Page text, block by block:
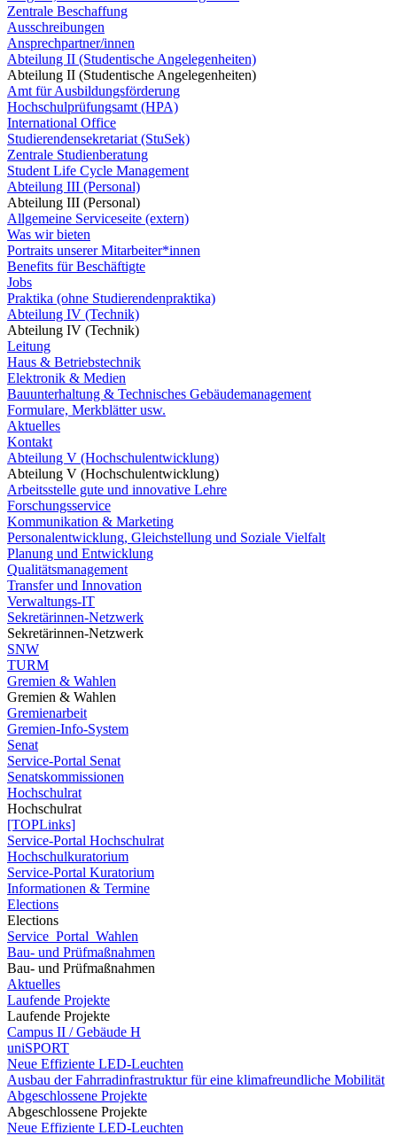
Zentrale Beschaffung
Ausschreibungen
Ansprechpartner/innen
Abteilung II (Studentische Angelegenheiten)
Abteilung II (Studentische Angelegenheiten)
Amt für Ausbildungsförderung
Hochschulprüfungsamt (HPA)
International Office
Studierendensekretariat (StuSek)
Zentrale Studienberatung
Student Life Cycle Management
Abteilung III (Personal)
Abteilung III (Personal)
Allgemeine Serviceseite (extern)
Was wir bieten
Portraits unserer Mitarbeiter*innen
Benefits für Beschäftigte
Jobs
Praktika (ohne Studierendenpraktika)
Abteilung IV (Technik)
Abteilung IV (Technik)
Leitung
Haus & Betriebstechnik
Elektronik & Medien
Bauunterhaltung & Technisches Gebäudemanagement
Formulare, Merkblätter usw.
Aktuelles
Kontakt
Abteilung V (Hochschulentwicklung)
Abteilung V (Hochschulentwicklung)
Arbeitsstelle gute und innovative Lehre
Forschungsservice
Kommunikation & Marketing
Personalentwicklung, Gleichstellung und Soziale Vielfalt
Planung und Entwicklung
Qualitätsmanagement
Transfer und Innovation
Verwaltungs-IT
Sekretärinnen-Netzwerk
Sekretärinnen-Netzwerk
SNW
TURM
Gremien & Wahlen
Gremien & Wahlen
Gremienarbeit
Gremien-Info-System
Senat
Service-Portal Senat
Senatskommissionen
Hochschulrat
Hochschulrat
[TOPLinks]
Service-Portal Hochschulrat
Hochschulkuratorium
Service-Portal Kuratorium
Informationen & Termine
Elections
Elections
Service_Portal_Wahlen
Bau- und Prüfmaßnahmen
Bau- und Prüfmaßnahmen
Aktuelles
Laufende Projekte
Laufende Projekte
Campus II / Gebäude H
uniSPORT
Neue Effiziente LED-Leuchten
Ausbau der Fahrradinfrastruktur für eine klimafreundliche Mobilität
Abgeschlossene Projekte
Abgeschlossene Projekte
Neue Effiziente LED-Leuchten